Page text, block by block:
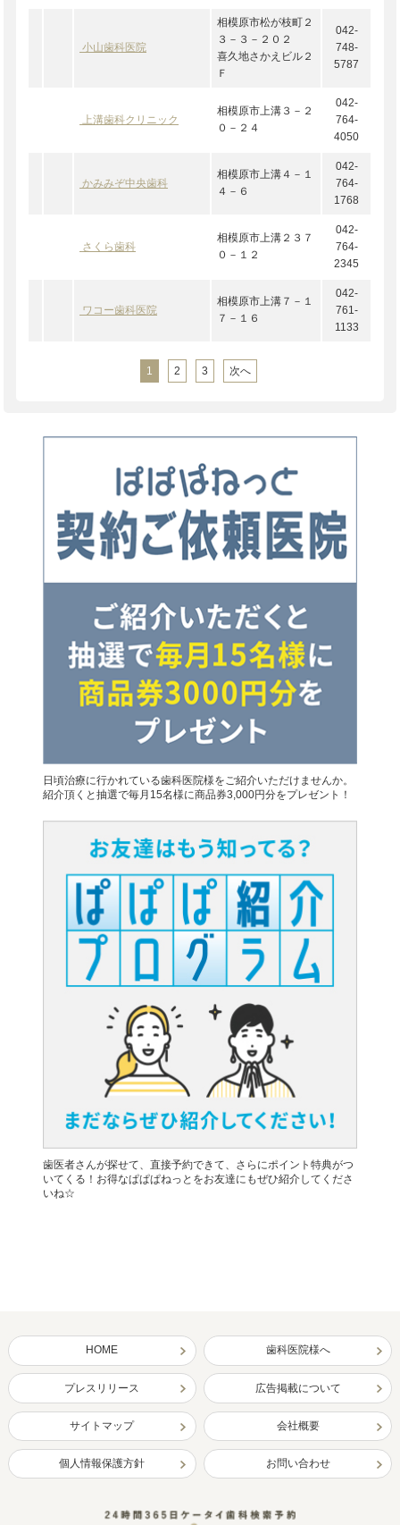
小山歯科医院
相模原市松が枝町２
３－３－２０２
喜久地さかえビル２
Ｆ
042-
748-
5787
上溝歯科クリニック
相模原市上溝３－２
０－２４
042-
764-
4050
かみみぞ中央歯科
相模原市上溝４－１
４－６
042-
764-
1768
さくら歯科
相模原市上溝２３７
０－１２
042-
764-
2345
ワコー歯科医院
相模原市上溝７－１
７－１６
042-
761-
1133
1 2 3 次へ
日頃治療に行かれている歯科医院様をご紹介いただけませんか。
紹介頂くと抽選で毎月15名様に商品券3,000円分をプレゼント！
歯医者さんが探せて、直接予約できて、さらにポイント特典がつ
いてくる！お得なぱぱぱねっとをお友達にもぜひ紹介してくださ
いね☆
HOME 歯科医院様へ
プレスリリース 広告掲載について
サイトマップ 会社概要
個人情報保護方針 お問い合わせ